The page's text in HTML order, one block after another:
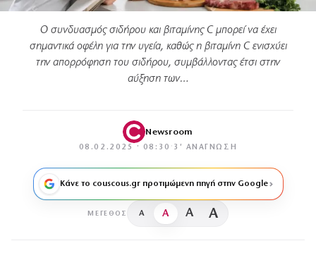
Ο συνδυασμός σιδήρου και βιταμίνης C μπορεί να έχει
σημαντικά οφέλη για την υγεία, καθώς η βιταμίνη C ενισχύει
την απορρόφηση του σιδήρου, συμβάλλοντας έτσι στην
αύξηση των…
Newsroom
08.02.2025 · 08:30 · 3′ ΑΝΆΓΝΩΣΗ
Κάνε το couscous.gr προτιμώμενη πηγή στην Google
ΜΈΓΕΘΟΣ A A A A